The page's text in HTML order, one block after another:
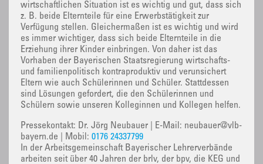
wirtschaftlichen Situation ist es wichtig und gut, dass sich
z. B. beide Elternteile für eine Erwerbstätigkeit zur
Verfügung stellen. Gleichermaßen ist es wichtig und wird
es immer wichtiger, dass sich beide Elternteile in die
Erziehung ihrer Kinder einbringen. Von daher ist das
Vorhaben der Bayerischen Staatsregierung wirtschafts-
und familienpolitisch kontraproduktiv und verunsichert
Eltern wie auch Schülerinnen und Schüler. Stattdessen
sind Lösungen gefordert, die den Schülerinnen und
Schülern sowie unseren Kolleginnen und Kollegen helfen.
Pressekontakt: Dr. Jörg Neubauer | E-Mail: neubauer@vlb-
bayern.de | Mobil: 0176 24337799
In der Arbeitsgemeinschaft Bayerischer Lehrerverbände
arbeiten seit über 40 Jahren der brlv, der bpv, die KEG und